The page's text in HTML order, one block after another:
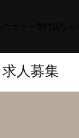
求人募集